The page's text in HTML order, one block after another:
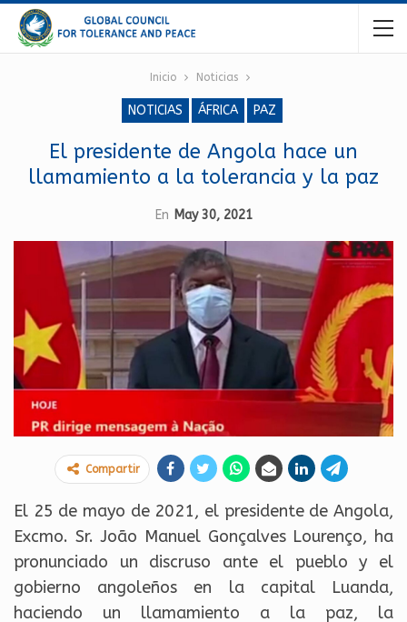
Inicio Noticias
NOTICIAS ÁFRICA PAZ
El presidente de Angola hace un
llamamiento a la tolerancia y la paz
En May 30, 2021
Compartir
El 25 de mayo de 2021, el presidente de Angola,
Excmo. Sr. João Manuel Gonçalves Lourenço, ha
pronunciado un discruso ante el pueblo y el
gobierno angoleños en la capital Luanda,
haciendo un llamamiento a la paz, la